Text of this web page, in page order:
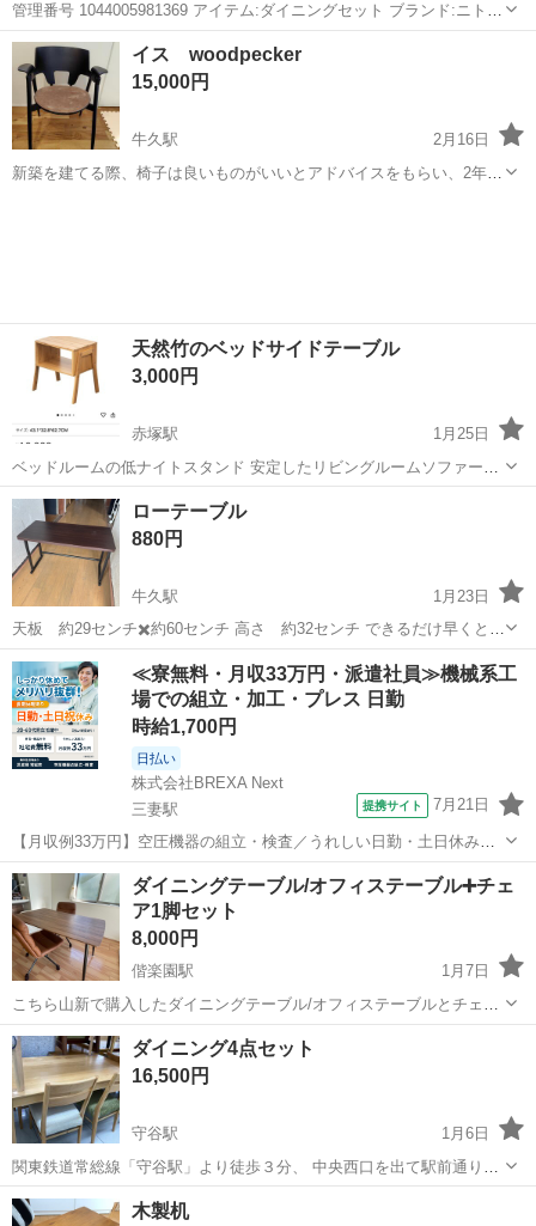
管理番号 1044005981369 アイテム:ダイニングセット ブランド:ニトリ
状態 :中古 1時間の無料軽トラック貸出サービスしています！ご利
用下さいませ！ 店頭販売品の為細々傷がある場合がございますので、
ぜひ...
茨城 牛久市
イス woodpecker
15,000円
牛久駅
2月16日
新築を建てる際、椅子は良いものがいいとアドバイスをもらい、2年前
天然竹のベッドサイドテーブル
3,000円
赤塚駅
1月25日
ベッドルームの低ナイトスタンド 安定したリビングルームソファーデ
ィスプレイ 重ねて棚にもできる便利品です。 1つ価格です。 Amazon
価格より大幅に安いので大変お得です。
茨城 水戸市 ダイニングセット
ローテーブル
880円
牛久駅
1月23日
天板 約29センチ✖️約60センチ 高さ 約32センチ できるだけ早くとり
にきてくれる方を優先させていただきます。 よろしくおねがいしま
す。
茨城 牛久市 牛久駅 ダイニングセット ロー
≪寮無料・月収33万円・派遣社員≫機械系工
場での組立・加工・プレス 日勤
時給1,700円
日払い
株式会社BREXA Next
三妻駅
提携サイト 7月21日
【月収例33万円】空圧機器の組立・検査／うれしい日勤・土日休み／
無料の社宅付き◎ 人気の工場のお仕事 ◇空気圧制御機器製品の組立・
検査作業◇ ・調整機器の組立作業 ★工場未経験者でも安心して働ける
環境になります。 ★細...
茨城 常総市 三妻駅
ダイニングテーブル/オフィステーブル➕チェ
ア1脚セット
8,000円
偕楽園駅
1月7日
こちら山新で購入したダイニングテーブル/オフィステーブルとチェア
の2脚セットになります。 ダイニングテーブルが29000円、チェアが1
脚15900円🟰3で44900円で購入したものになります。 椅子は革生地で
360°回転式...
茨城 水戸市 偕楽園駅 ダイニングセット
ダイニング4点セット
16,500円
守谷駅
1月6日
関東鉄道常総線「守谷駅」より徒歩３分、 中央西口を出て駅前通り沿
いアクロスプラザ守谷内 共有コインパーキング51台【店舗のご利用で
最大120分無料】 トレジャーファクトリー守谷店です。 ※はじめに必
茨城 守谷市 守谷駅
木製机